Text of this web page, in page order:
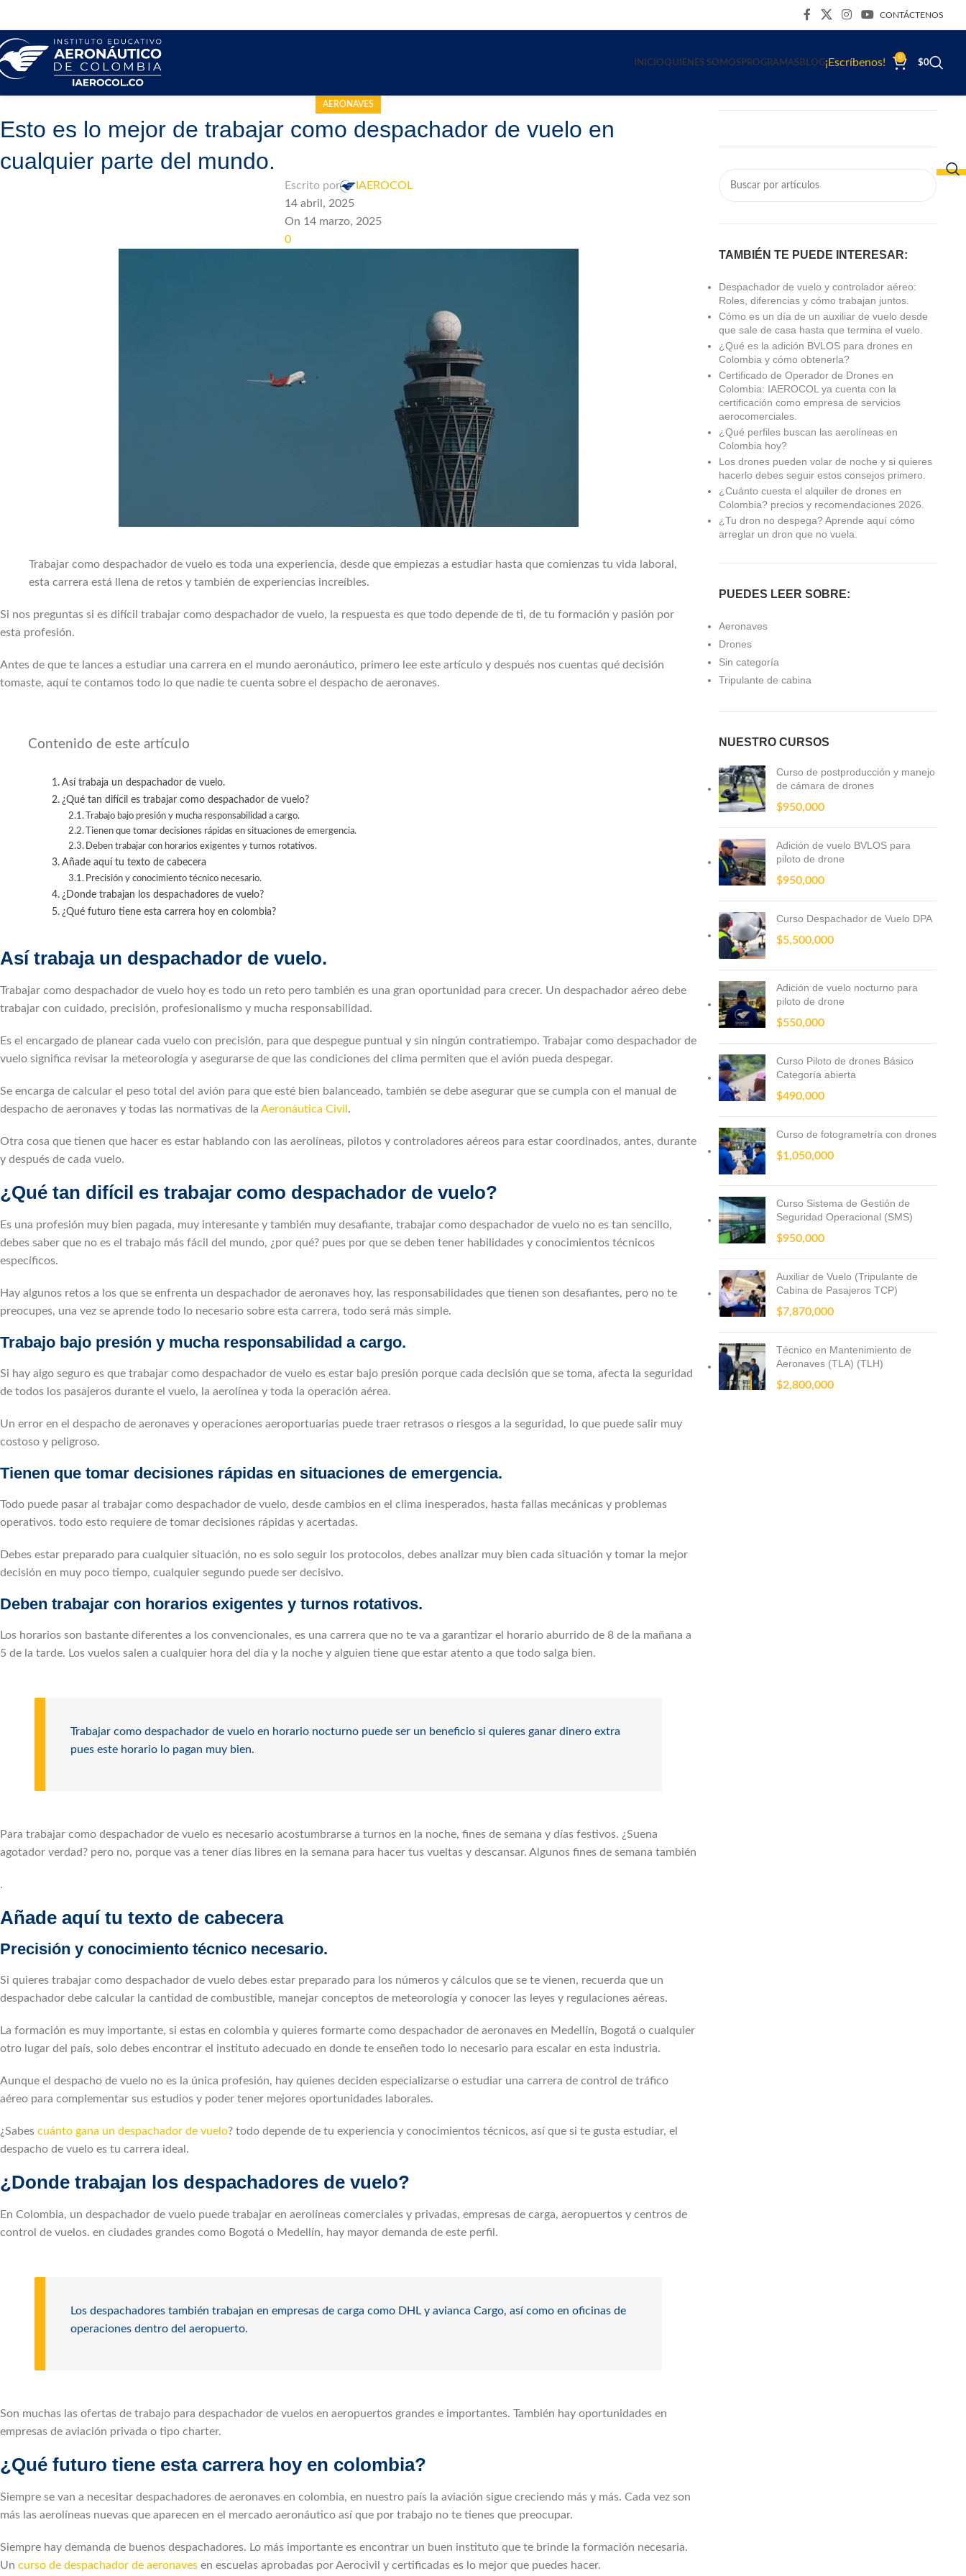
CONTÁCTENOS
INICIOQUIENES SOMOS PROGRAMAS BLOG¡Escríbenos! 0
$0
AERONAVES
Esto es lo mejor de trabajar como despachador de vuelo en
cualquier parte del mundo.
Escrito por
IAEROCOL
14 abril, 2025
On 14 marzo, 2025
0
Trabajar como despachador de vuelo es toda una experiencia, desde que empiezas a estudiar hasta que comienzas tu vida laboral,
esta carrera está llena de retos y también de experiencias increíbles.
Si nos preguntas si es difícil trabajar como despachador de vuelo, la respuesta es que todo depende de ti, de tu formación y pasión por
esta profesión.
Antes de que te lances a estudiar una carrera en el mundo aeronáutico, primero lee este artículo y después nos cuentas qué decisión
tomaste, aquí te contamos todo lo que nadie te cuenta sobre el despacho de aeronaves.
Contenido de este artículo
Así trabaja un despachador de vuelo.
¿Qué tan difícil es trabajar como despachador de vuelo?
Trabajo bajo presión y mucha responsabilidad a cargo.
Tienen que tomar decisiones rápidas en situaciones de emergencia.
Deben trabajar con horarios exigentes y turnos rotativos.
Añade aquí tu texto de cabecera
Precisión y conocimiento técnico necesario.
¿Donde trabajan los despachadores de vuelo?
¿Qué futuro tiene esta carrera hoy en colombia?
Así trabaja un despachador de vuelo.
Trabajar como despachador de vuelo hoy es todo un reto pero también es una gran oportunidad para crecer. Un despachador aéreo debe
trabajar con cuidado, precisión, profesionalismo y mucha responsabilidad.
Es el encargado de planear cada vuelo con precisión, para que despegue puntual y sin ningún contratiempo. Trabajar como despachador de
vuelo significa revisar la meteorología y asegurarse de que las condiciones del clima permiten que el avión pueda despegar.
Se encarga de calcular el peso total del avión para que esté bien balanceado, también se debe asegurar que se cumpla con el manual de
despacho de aeronaves y todas las normativas de la Aeronáutica Civil .
Otra cosa que tienen que hacer es estar hablando con las aerolíneas, pilotos y controladores aéreos para estar coordinados, antes, durante
y después de cada vuelo.
¿Qué tan difícil es trabajar como despachador de vuelo?
Es una profesión muy bien pagada, muy interesante y también muy desafiante, trabajar como despachador de vuelo no es tan sencillo,
debes saber que no es el trabajo más fácil del mundo, ¿por qué? pues por que se deben tener habilidades y conocimientos técnicos
específicos.
Hay algunos retos a los que se enfrenta un despachador de aeronaves hoy, las responsabilidades que tienen son desafiantes, pero no te
preocupes, una vez se aprende todo lo necesario sobre esta carrera, todo será más simple.
Trabajo bajo presión y mucha responsabilidad a cargo.
Si hay algo seguro es que trabajar como despachador de vuelo es estar bajo presión porque cada decisión que se toma, afecta la seguridad
de todos los pasajeros durante el vuelo, la aerolínea y toda la operación aérea.
Un error en el despacho de aeronaves y operaciones aeroportuarias puede traer retrasos o riesgos a la seguridad, lo que puede salir muy
costoso y peligroso.
Tienen que tomar decisiones rápidas en situaciones de emergencia.
Todo puede pasar al trabajar como despachador de vuelo, desde cambios en el clima inesperados, hasta fallas mecánicas y problemas
operativos. todo esto requiere de tomar decisiones rápidas y acertadas.
Debes estar preparado para cualquier situación, no es solo seguir los protocolos, debes analizar muy bien cada situación y tomar la mejor
decisión en muy poco tiempo, cualquier segundo puede ser decisivo.
Deben trabajar con horarios exigentes y turnos rotativos.
Los horarios son bastante diferentes a los convencionales, es una carrera que no te va a garantizar el horario aburrido de 8 de la mañana a
5 de la tarde. Los vuelos salen a cualquier hora del día y la noche y alguien tiene que estar atento a que todo salga bien.
Trabajar como despachador de vuelo en horario nocturno puede ser un beneficio si quieres ganar dinero extra
pues este horario lo pagan muy bien.
Para trabajar como despachador de vuelo es necesario acostumbrarse a turnos en la noche, fines de semana y días festivos. ¿Suena
agotador verdad? pero no, porque vas a tener días libres en la semana para hacer tus vueltas y descansar. Algunos fines de semana también
.
Añade aquí tu texto de cabecera
Precisión y conocimiento técnico necesario.
Si quieres trabajar como despachador de vuelo debes estar preparado para los números y cálculos que se te vienen, recuerda que un
despachador debe calcular la cantidad de combustible, manejar conceptos de meteorología y conocer las leyes y regulaciones aéreas.
La formación es muy importante, si estas en colombia y quieres formarte como despachador de aeronaves en Medellín, Bogotá o cualquier
otro lugar del país, solo debes encontrar el instituto adecuado en donde te enseñen todo lo necesario para escalar en esta industria.
Aunque el despacho de vuelo no es la única profesión, hay quienes deciden especializarse o estudiar una carrera de control de tráfico
aéreo para complementar sus estudios y poder tener mejores oportunidades laborales.
¿Sabes cuánto gana un despachador de vuelo? todo depende de tu experiencia y conocimientos técnicos, así que si te gusta estudiar, el
despacho de vuelo es tu carrera ideal.
¿Donde trabajan los despachadores de vuelo?
En Colombia, un despachador de vuelo puede trabajar en aerolíneas comerciales y privadas, empresas de carga, aeropuertos y centros de
control de vuelos. en ciudades grandes como Bogotá o Medellín, hay mayor demanda de este perfil.
Los despachadores también trabajan en empresas de carga como DHL y avianca Cargo, así como en oficinas de
operaciones dentro del aeropuerto.
Son muchas las ofertas de trabajo para despachador de vuelos en aeropuertos grandes e importantes. También hay oportunidades en
empresas de aviación privada o tipo charter.
¿Qué futuro tiene esta carrera hoy en colombia?
Siempre se van a necesitar despachadores de aeronaves en colombia, en nuestro país la aviación sigue creciendo más y más. Cada vez son
más las aerolíneas nuevas que aparecen en el mercado aeronáutico así que por trabajo no te tienes que preocupar.
Siempre hay demanda de buenos despachadores. Lo más importante es encontrar un buen instituto que te brinde la formación necesaria.
Un curso de despachador de aeronaves en escuelas aprobadas por Aerocivil y certificadas es lo mejor que puedes hacer.
TAMBIÉN TE PUEDE INTERESAR:
Despachador de vuelo y controlador aéreo:
Roles, diferencias y cómo trabajan juntos.
Cómo es un día de un auxiliar de vuelo desde
que sale de casa hasta que termina el vuelo.
¿Qué es la adición BVLOS para drones en
Colombia y cómo obtenerla?
Certificado de Operador de Drones en
Colombia: IAEROCOL ya cuenta con la
certificación como empresa de servicios
aerocomerciales.
¿Qué perfiles buscan las aerolíneas en
Colombia hoy?
Los drones pueden volar de noche y si quieres
hacerlo debes seguir estos consejos primero.
¿Cuánto cuesta el alquiler de drones en
Colombia? precios y recomendaciones 2026.
¿Tu dron no despega? Aprende aquí cómo
arreglar un dron que no vuela.
PUEDES LEER SOBRE:
Aeronaves
Drones
Sin categoría
Tripulante de cabina
NUESTRO CURSOS
Curso de postproducción y manejo
de cámara de drones
$950,000
Adición de vuelo BVLOS para
piloto de drone
$950,000
Curso Despachador de Vuelo DPA
$5,500,000
Adición de vuelo nocturno para
piloto de drone
$550,000
Curso Piloto de drones Básico
Categoría abierta
$490,000
Curso de fotogrametría con drones
$1,050,000
Curso Sistema de Gestión de
Seguridad Operacional (SMS)
$950,000
Auxiliar de Vuelo (Tripulante de
Cabina de Pasajeros TCP)
$7,870,000
Técnico en Mantenimiento de
Aeronaves (TLA) (TLH)
$2,800,000